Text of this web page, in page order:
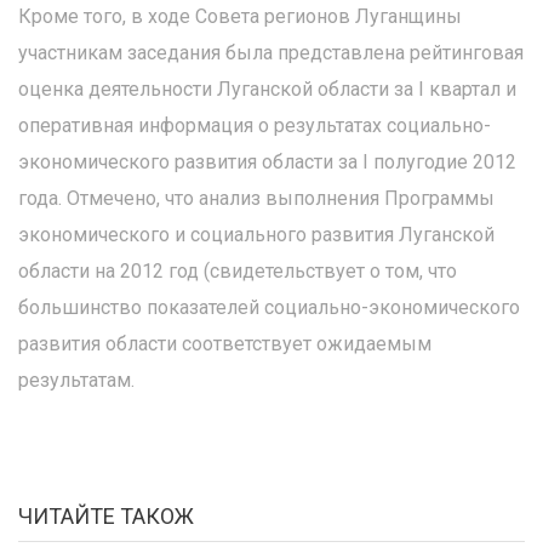
Кроме того, в ходе Совета регионов Луганщины
участникам заседания была представлена рейтинговая
оценка деятельности Луганской области за I квартал и
оперативная информация о результатах социально-
экономического развития области за I полугодие 2012
года. Отмечено, что анализ выполнения Программы
экономического и социального развития Луганской
области на 2012 год (свидетельствует о том, что
большинство показателей социально-экономического
развития области соответствует ожидаемым
результатам.
ЧИТАЙТЕ ТАКОЖ